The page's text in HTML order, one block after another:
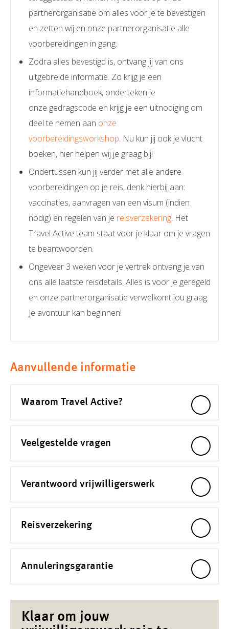
partnerorganisatie om alles voor je te bevestigen
en zetten wij en onze partnerorganisatie alle
voorbereidingen in gang.
Zodra alles bevestigd is, ontvang jij van ons
uitgebreide informatie. Zo krijg je een
informatiehandboek, onderteken je
onze gedragscode en krijg je een uitnodiging om
deel te nemen aan onze
voorbereidingsworkshop. Nu kun jij ook je vlucht
boeken, hier helpen wij je graag bij!
Ondertussen kun jij verder met alle andere
voorbereidingen op je reis, denk hierbij aan:
vaccinaties, aanvragen van een visum (indien
nodig) en regelen van je reisverzekering. Het
Travel Active team staat voor je klaar om je vragen
te beantwoorden.
Ongeveer 3 weken voor je vertrek ontvang je van
ons alle laatste reisdetails. Alles is voor je geregeld
en onze partnerorganisatie verwelkomt jou graag.
Je avontuur kan beginnen!
Aanvullende informatie
Waarom Travel Active?
Veelgestelde vragen
Verantwoord vrijwilligerswerk
Reisverzekering
Annuleringsgarantie
Klaar om jouw